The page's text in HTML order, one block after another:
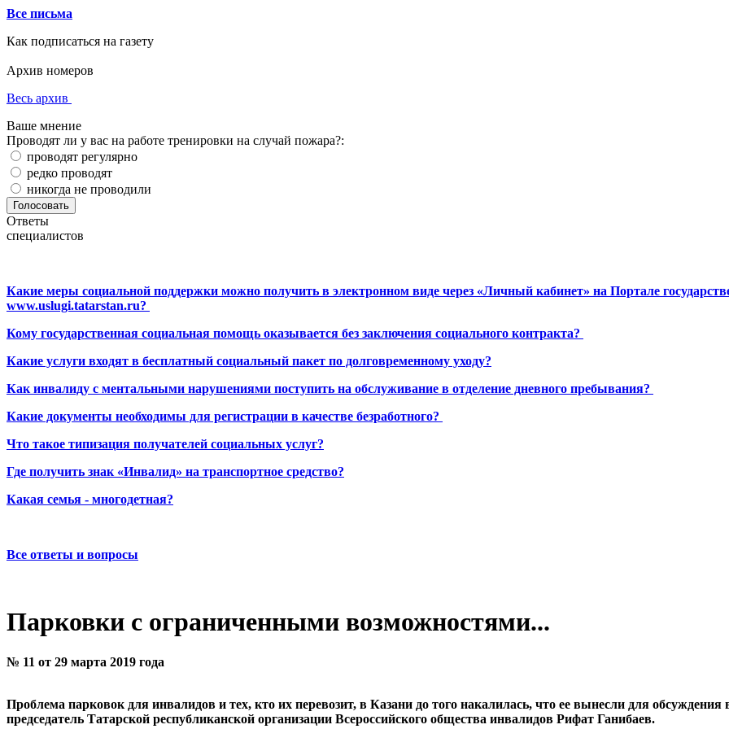
Все письма
Как подписаться на газету
Архив номеров
Весь архив
Ваше мнение
Проводят ли у вас на работе тренировки на случай пожара?:
проводят регулярно
редко проводят
никогда не проводили
Ответы
специалистов
Какие меры социальной поддержки можно получить в электронном виде через «Личный кабинет» на Портале
www.uslugi.tatarstan.ru?
Кому государственная социальная помощь оказывается без заключения социального контракта?
Какие услуги входят в бесплатный социальный пакет по долговременному уходу?
Как инвалиду с ментальными нарушениями поступить на обслуживание в отделение дневного пребывания?
Какие документы необходимы для регистрации в качестве безработного?
Что такое типизация получателей социальных услуг?
Где получить знак «Инвалид» на транспортное средство?
Какая семья - многодетная?
Все ответы и вопросы
Парковки с ограниченными возможностями...
№ 11 от 29 марта 2019 года
Проблема парковок для инвалидов и тех, кто их перевозит, в Казани до того накалилась, что ее вынесли для
председатель Татарской республиканской организации Всероссийского общества инвалидов Рифат Ганибаев.